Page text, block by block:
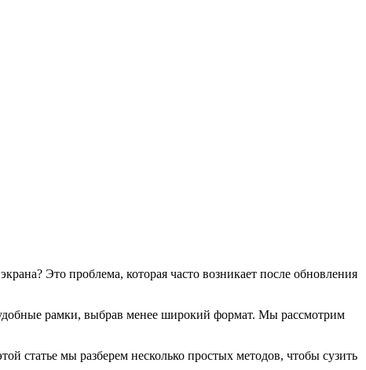
Это проблема, которая часто возникает после обновления
рамки, выбрав менее широкий формат. Мы рассмотрим
статье мы разберем несколько простых методов, чтобы сузить